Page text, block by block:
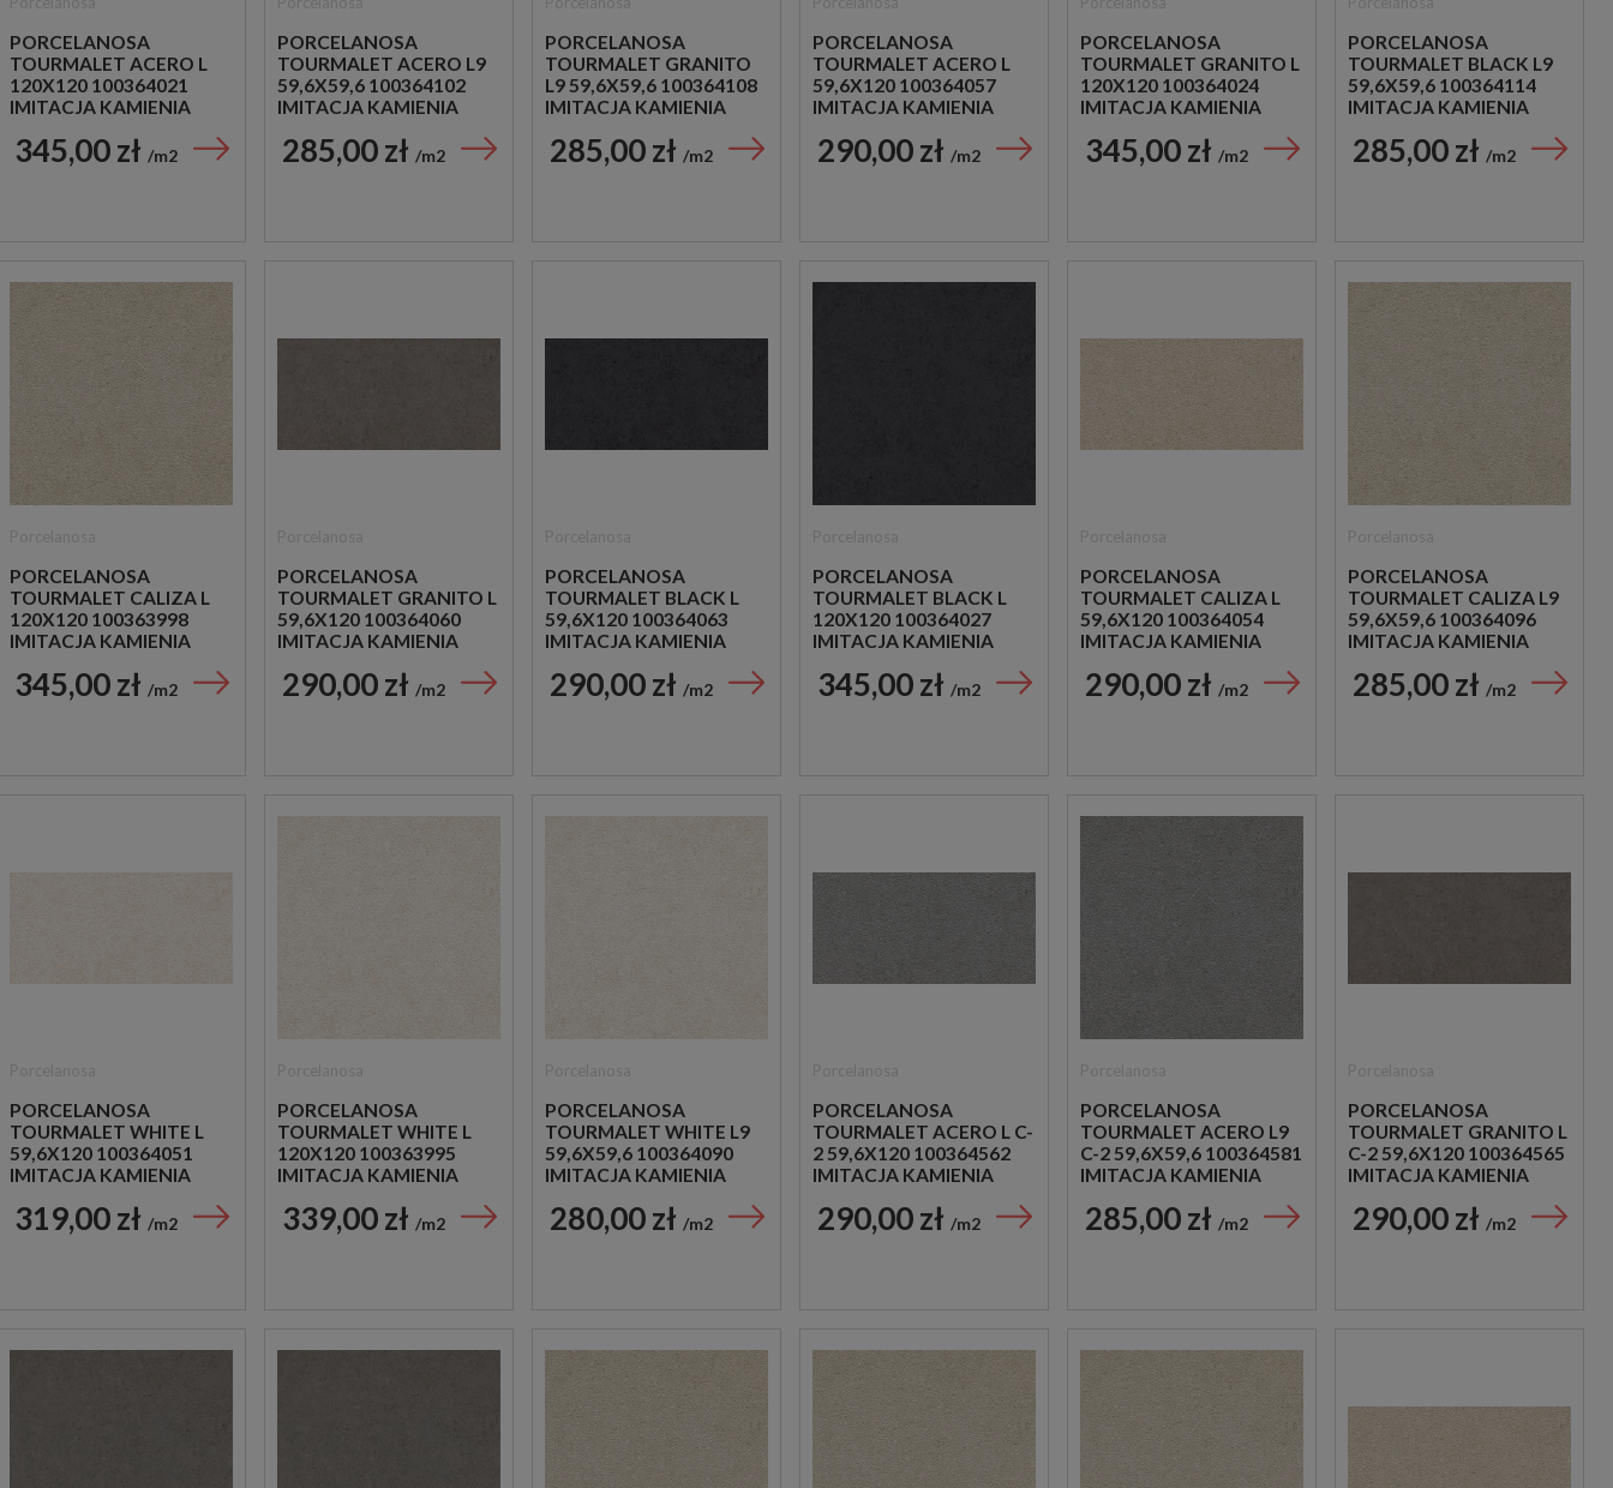
PORCELANOSA
TOURMALET ACERO L
120X120 100364021
IMITACJA KAMIENIA
345,00 zł m2
PORCELANOSA
TOURMALET ACERO L9
59,6X59,6 100364102
IMITACJA KAMIENIA
285,00 zł m2
PORCELANOSA
TOURMALET GRANITO
L9 59,6X59,6 100364108
IMITACJA KAMIENIA
285,00 zł m2
PORCELANOSA
TOURMALET ACERO L
59,6X120 100364057
IMITACJA KAMIENIA
290,00 zł m2
PORCELANOSA
TOURMALET GRANITO L
120X120 100364024
IMITACJA KAMIENIA
345,00 zł m2
PORCELANOSA
TOURMALET BLACK L9
59,6X59,6 100364114
IMITACJA KAMIENIA
285,00 zł m2
PORCELANOSA
TOURMALET CALIZA L
120X120 100363998
IMITACJA KAMIENIA
345,00 zł m2
PORCELANOSA
TOURMALET GRANITO L
59,6X120 100364060
IMITACJA KAMIENIA
290,00 zł m2
PORCELANOSA
TOURMALET BLACK L
59,6X120 100364063
IMITACJA KAMIENIA
290,00 zł m2
PORCELANOSA
TOURMALET BLACK L
120X120 100364027
IMITACJA KAMIENIA
345,00 zł m2
PORCELANOSA
TOURMALET CALIZA L
59,6X120 100364054
IMITACJA KAMIENIA
290,00 zł m2
PORCELANOSA
TOURMALET CALIZA L9
59,6X59,6 100364096
IMITACJA KAMIENIA
285,00 zł m2
PORCELANOSA
TOURMALET WHITE L
59,6X120 100364051
IMITACJA KAMIENIA
319,00 zł m2
PORCELANOSA
TOURMALET WHITE L
120X120 100363995
IMITACJA KAMIENIA
339,00 zł m2
PORCELANOSA
TOURMALET WHITE L9
59,6X59,6 100364090
IMITACJA KAMIENIA
280,00 zł m2
PORCELANOSA
TOURMALET ACERO L C-
2 59,6X120 100364562
IMITACJA KAMIENIA
290,00 zł m2
PORCELANOSA
TOURMALET ACERO L9
C-2 59,6X59,6 100364581
IMITACJA KAMIENIA
285,00 zł m2
PORCELANOSA
TOURMALET GRANITO L
C-2 59,6X120 100364565
IMITACJA KAMIENIA
290,00 zł m2